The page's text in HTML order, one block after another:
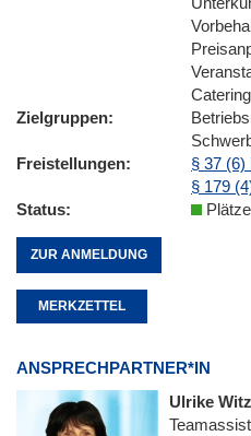
Zielgruppen
Freistellungen
§ 37 (6)
§ 179
Status
ZUR ANMELDUNG
MERKZETTEL
ANSPRECHPARTNER*IN
Ulrike